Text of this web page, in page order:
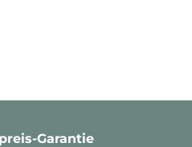
Garantie